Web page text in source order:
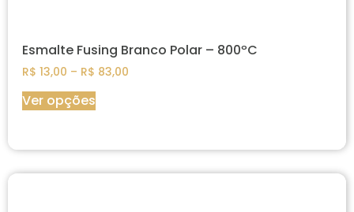
Esmalte Fusing Branco Polar – 800ºC
R$ 13,00 – R$ 83,00
Ver opções